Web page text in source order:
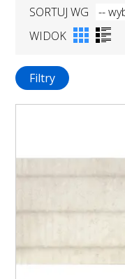
SORTUJ WG
WIDOK
Filtry